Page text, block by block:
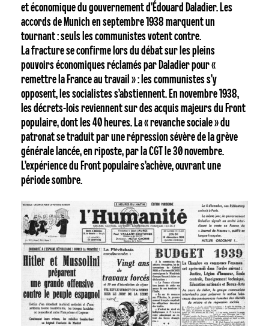
Votre panier est vide.
Retourner à la
librairie
et économique du gouvernement d’Édouard Daladier. Les
accords de Munich en septembre 1938 marquent un
tournant : seuls les communistes votent contre.
La fracture se confirme lors du débat sur les pleins
pouvoirs économiques réclamés par Daladier pour «
remettre la France au travail » : les communistes s’y
opposent, les socialistes s’abstiennent. En novembre 1938,
les décrets-lois reviennent sur des acquis majeurs du Front
populaire, dont les 40 heures. La « revanche sociale » du
patronat se traduit par une répression sévère de la grève
générale lancée, en riposte, par la CGT le 30 novembre.
L’expérience du Front populaire s’achève, ouvrant une
période sombre.